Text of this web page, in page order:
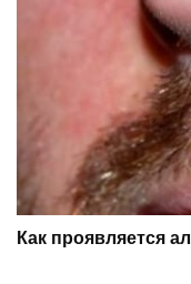
Как проявляется